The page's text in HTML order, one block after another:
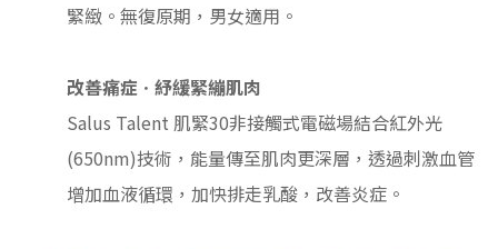
緊緻。無復原期，男女適用。
改善痛症ㆍ紓緩緊繃肌肉
Salus Talent 肌緊30非接觸式電磁場結合紅外光
(650nm)技術，能量傳至肌肉更深層，透過刺激血管
增加血液循環，加快排走乳酸，改善炎症。